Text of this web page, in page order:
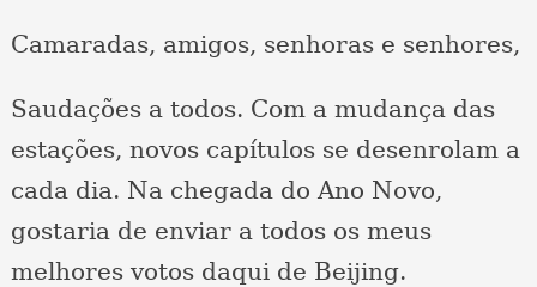
Camaradas, amigos, senhoras e senhores,
Saudações a todos. Com a mudança das
estações, novos capítulos se desenrolam a
cada dia. Na chegada do Ano Novo,
gostaria de enviar a todos os meus
melhores votos daqui de Beijing.